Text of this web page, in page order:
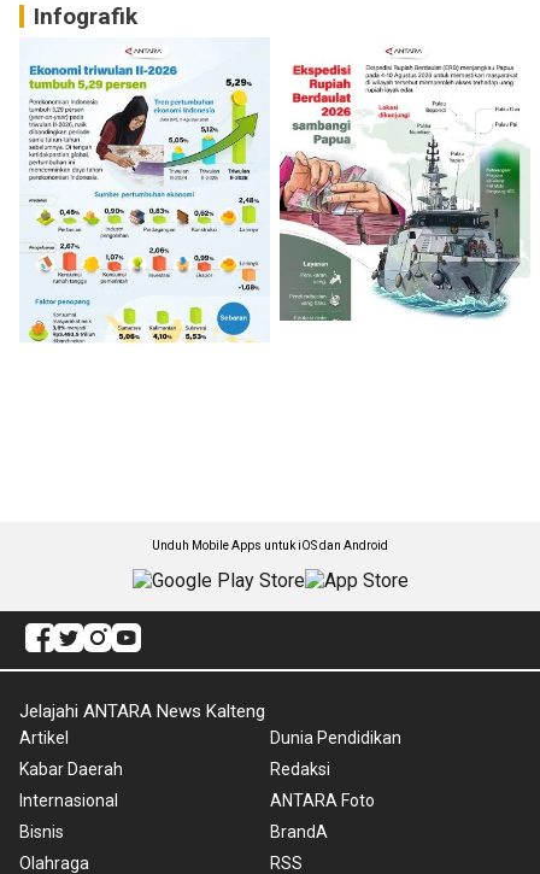
Infografik
Unduh Mobile Apps untuk iOS dan Android
Jelajahi ANTARA News Kalteng
Artikel
Kabar Daerah
Internasional
Bisnis
Olahraga
Dunia Pendidikan
Redaksi
ANTARA Foto
BrandA
RSS